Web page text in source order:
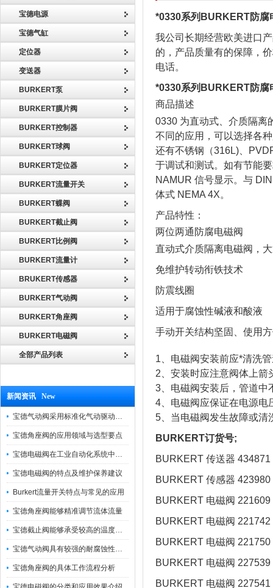
宝德电源
宝德气缸
定位器
变送器
BURKERT泵
BURKERT膜片阀
BURKERT控制器
BURKERT球阀
BURKERT定位器
BURKERT流量开关
BURKERT蝶阀
BURKERT截止阀
BURKERT比例阀
BURKERT流量计
BRUKERT传感器
BURKERT气动阀
BURKERT角座阀
BURKERT电磁阀
全部产品列表
新闻资讯 New
宝德气动阀采用标准化气动驱动设计，可匹配各类工业气源工况
宝德角座阀的应用领域与选型要点
宝德电磁阀在工业自动化系统中的作用
宝德电磁阀的特点及维护保养建议
Burkert流量开关特点与常见的应用
宝德角座阀能够精准调节流体流量
宝德截止阀能够承受较高的温度和压力
宝德气动阀具有较强的耐腐蚀性和抗震性
宝德角座阀的具体工作流程分析
*0330系列BURKERT防腐
我公司长期经营欧美进口
的，产品质量有的保障，
电话。
*0330系列BURKERT防腐
商品描述
0330 为直动式、介质隔离
不同的应用，可以选择各
还有不锈钢（316L)、
于调试和测试。如有节能
NAMUR 信号显示。与
体式 NEMA 4X。
产品特性：
两位两通防腐电磁阀
直动式介质隔离电磁阀，
免维护转动衔铁技术
防震线圈
适用于腐蚀性碱液和酸液
手动开关结构坚固、使用
1、电磁阀安装前应*清洗
2、安装时应注意阀体上箭
3、电磁阀安装后，管道中
4、电磁阀应保证在电源电
5、当电磁阀发生故障或清
BURKERT订货号;
BURKERT 传送器 434871
BURKERT 传感器 423980
BURKERT 电磁阀 221609
BURKERT 电磁阀 221742
BURKERT 电磁阀 221750
BURKERT 电磁阀 227539
BURKERT 电磁阀 227541